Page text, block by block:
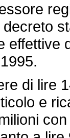
effettive
di lire
e